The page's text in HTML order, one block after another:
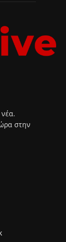
νέα.
στην